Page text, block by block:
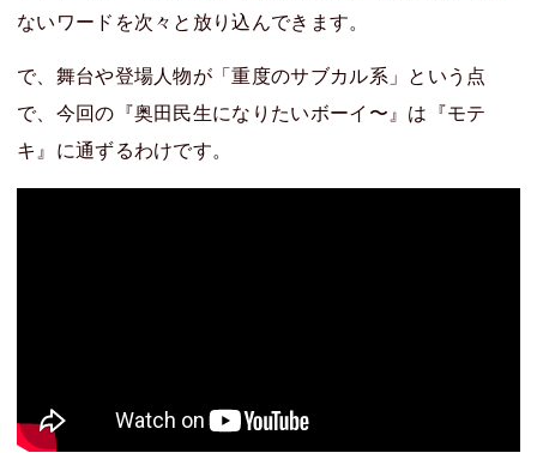
ないワードを次々と放り込んできます。
で、舞台や登場人物が「重度のサブカル系」という点
で、今回の『奥田民生になりたいボーイ〜』は『モテ
キ』に通ずるわけです。